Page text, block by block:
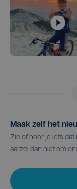
Maak zelf het
Zie of hoor je iets
aarzel dan niet om